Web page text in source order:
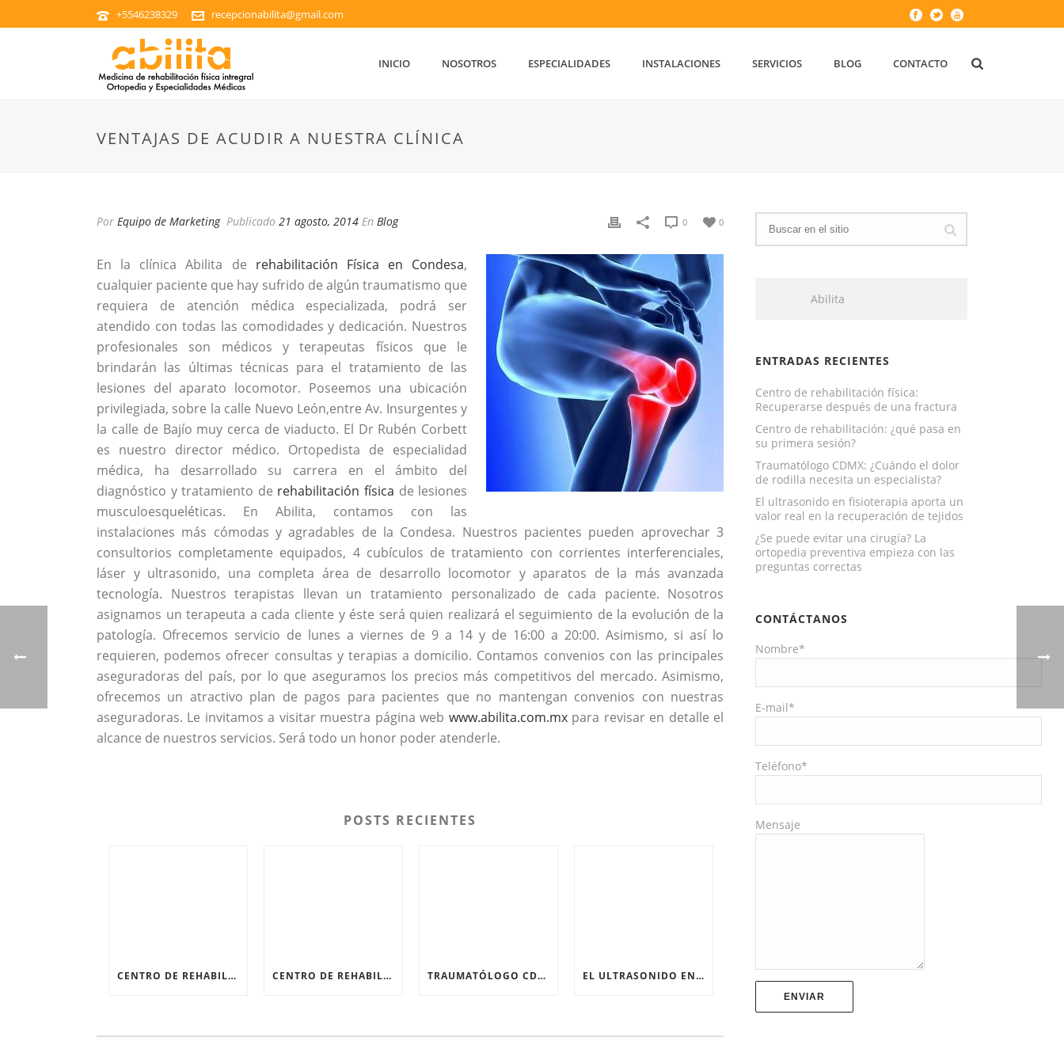
+5546238329 recepcionabilita@gmail.com
INICIO NOSOTROS ESPECIALIDADES INSTALACIONES SERVICIOS BLOG CONTACTO
VENTAJAS DE ACUDIR A NUESTRA CLÍNICA
Por Equipo de Marketing Publicado 21 agosto, 2014 En Blog 0
0
En la clínica Abilita de rehabilitación Física en Condesa,
cualquier paciente que hay sufrido de algún traumatismo que
requiera de atención médica especializada, podrá ser
atendido con todas las comodidades y dedicación. Nuestros
profesionales son médicos y terapeutas físicos que le
brindarán las últimas técnicas para el tratamiento de las
lesiones del aparato locomotor. Poseemos una ubicación
privilegiada, sobre la calle Nuevo León,entre Av. Insurgentes y
la calle de Bajío muy cerca de viaducto. El Dr Rubén Corbett
es nuestro director médico. Ortopedista de especialidad
médica, ha desarrollado su carrera en el ámbito del
diagnóstico y tratamiento de rehabilitación física de lesiones
musculoesqueléticas. En Abilita, contamos con las
instalaciones más cómodas y agradables de la Condesa. Nuestros pacientes pueden aprovechar 3
consultorios completamente equipados, 4 cubículos de tratamiento con corrientes interferenciales,
láser y ultrasonido, una completa área de desarrollo locomotor y aparatos de la más avanzada
tecnología. Nuestros terapistas llevan un tratamiento personalizado de cada paciente. Nosotros
asignamos un terapeuta a cada cliente y éste será quien realizará el seguimiento de la evolución de la
patología. Ofrecemos servicio de lunes a viernes de 9 a 14 y de 16:00 a 20:00. Asimismo, si así lo
requieren, podemos ofrecer consultas y terapias a domicilio. Contamos convenios con las principales
aseguradoras del país, por lo que aseguramos los precios más competitivos del mercado. Asimismo,
ofrecemos un atractivo plan de pagos para pacientes que no mantengan convenios con nuestras
aseguradoras. Le invitamos a visitar muestra página web www.abilita.com.mxpara revisar en detalle el
alcance de nuestros servicios. Será todo un honor poder atenderle.
POSTS RECIENTES
CENTRO DE REHABILITACIÓN FÍSICA: RECUPERARSE DESPUÉS DE UNA FRACTURA CENTRO DE REHABILITACIÓN: ¿QUÉ PASA EN SU PRIMERA SESIÓN? TRAUMATÓLOGO CDMX: ¿CUÁNDO EL DOLOR DE RODILLA NECESITA UN ESPECIALISTA? EL ULTRASONIDO EN FISIOTERAPIA APORTA UN VALOR REAL EN LA RECUPERACIÓN DE TEJIDOS
Abilita
ENTRADAS RECIENTES
Centro de rehabilitación física:
Recuperarse después de una fractura
Centro de rehabilitación: ¿qué pasa en
su primera sesión?
Traumatólogo CDMX: ¿Cuándo el dolor
de rodilla necesita un especialista?
El ultrasonido en fisioterapia aporta un
valor real en la recuperación de tejidos
¿Se puede evitar una cirugía? La
ortopedia preventiva empieza con las
preguntas correctas
CONTÁCTANOS
Nombre*
E-mail*
Teléfono*
Mensaje